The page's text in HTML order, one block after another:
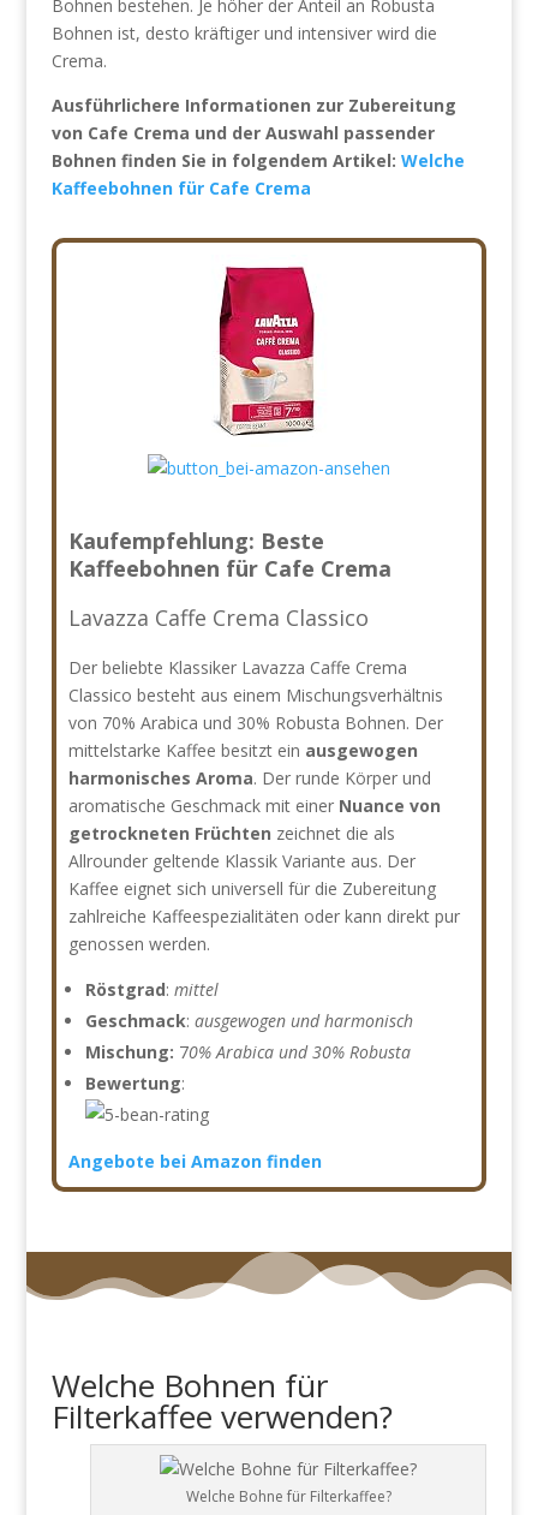
Bohnen bestehen. Je höher der Anteil an Robusta
Bohnen ist, desto kräftiger und intensiver wird die
Crema.
Ausführlichere Informationen zur Zubereitung
von Cafe Crema und der Auswahl passender
Bohnen finden Sie in folgendem Artikel: Welche
Kaffeebohnen für Cafe Crema
Kaufempfehlung: Beste
Kaffeebohnen für Cafe Crema
Lavazza Caffe Crema Classico
Der beliebte Klassiker Lavazza Caffe Crema
Classico besteht aus einem Mischungsverhältnis
von 70% Arabica und 30% Robusta Bohnen. Der
mittelstarke Kaffee besitzt ein ausgewogen
harmonisches Aroma. Der runde Körper und
aromatische Geschmack mit einer Nuance von
getrockneten Früchten zeichnet die als
Allrounder geltende Klassik Variante aus. Der
Kaffee eignet sich universell für die Zubereitung
zahlreiche Kaffeespezialitäten oder kann direkt pur
genossen werden.
Röstgrad: mittel
Geschmack: ausgewogen und harmonisch
Mischung: 70% Arabica und 30% Robusta
Bewertung:
Angebote bei Amazon finden
Welche Bohnen für
Filterkaffee verwenden?
Welche Bohne für Filterkaffee?